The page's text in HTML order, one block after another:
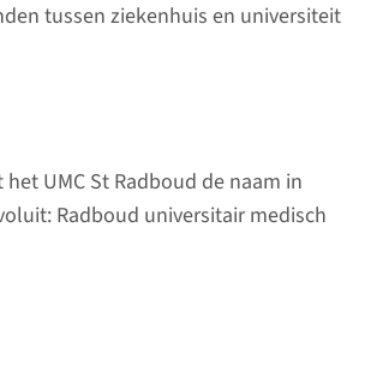
tussen ziekenhuis en universiteit
UMC St Radboud de naam in
Radboud universitair medisch
geschiedenis